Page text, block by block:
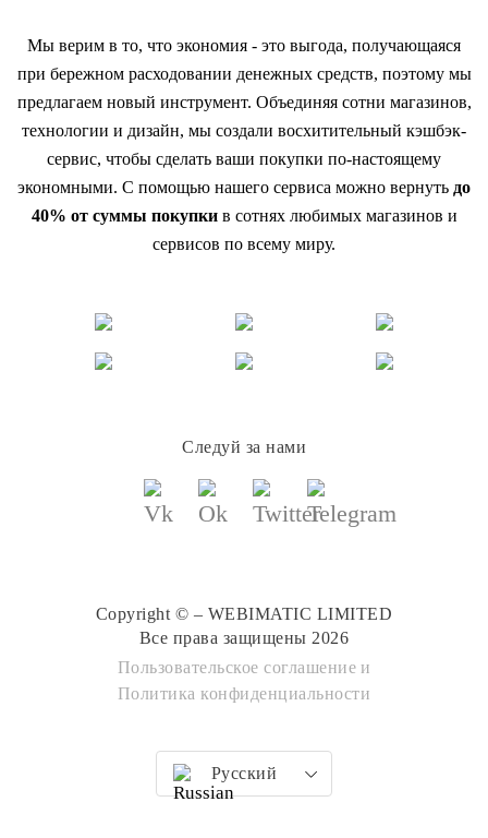
Мы верим в то, что экономия - это выгода, получающаяся
при бережном расходовании денежных средств, поэтому мы
предлагаем новый инструмент. Объединяя сотни магазинов,
технологии и дизайн, мы создали восхитительный кэшбэк-
сервис, чтобы сделать ваши покупки по-настоящему
экономными. С помощью нашего сервиса можно вернуть до
40% от суммы покупкив сотнях любимых магазинов и
сервисов по всему миру.
Следуй за нами
Copyright © – WEBIMATIC LIMITED
Все права защищены 2026
Пользовательское соглашение и
Политика конфиденциальности
Русский